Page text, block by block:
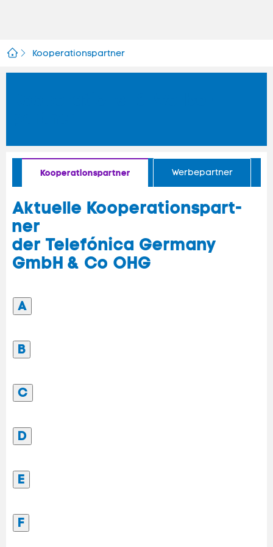
Kooperationspartner
Kooperationspartner Werbepartner
Ak­tu­elle Ko­ope­ra­tions­part­
ner
der Te­le­fó­ni­ca Ger­ma­ny
GmbH & Co OHG
A
B
C
D
E
F